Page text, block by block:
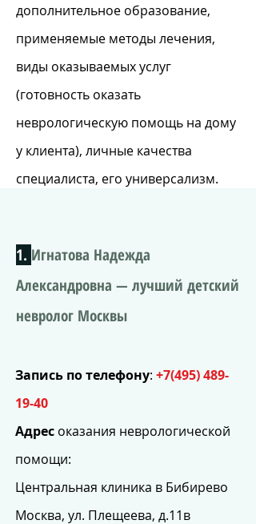
дополнительное образование,
применяемые методы лечения,
виды оказываемых услуг
(готовность оказать
неврологическую помощь на дому
у клиента), личные качества
специалиста, его универсализм.
1. Игнатова Надежда
Александровна — лучший детский
невролог Москвы
Запись по телефону: +7(495) 489-
19-40
Адрес оказания неврологической
помощи:
Центральная клиника в Бибирево
Москва, ул. Плещеева, д.11в